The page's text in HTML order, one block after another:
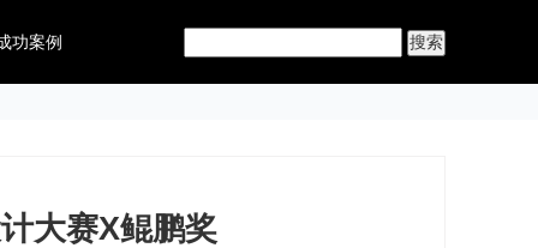
功案例
大赛X鲲鹏奖